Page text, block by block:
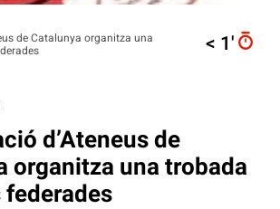
de Catalunya organitza una
< 1′
d’Ateneus de
organitza una trobada
federades